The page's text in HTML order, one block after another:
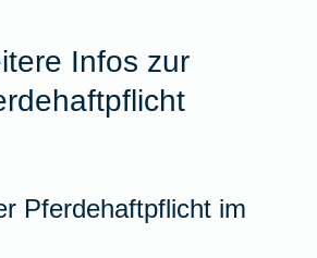
Infos zur
Pferdehaftpflicht im